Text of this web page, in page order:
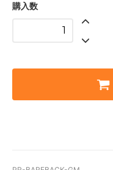
購入数